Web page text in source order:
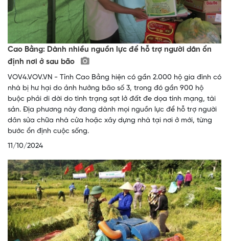
Cao Bằng: Dành nhiều nguồn lực để hỗ trợ người dân ổn
định nơi ở sau bão
VOV4.VOV.VN - Tỉnh Cao Bằng hiện có gần 2.000 hộ gia đình có
nhà bị hư hại do ảnh hưởng bão số 3, trong đó gần 900 hộ
buộc phải di dời do tình trạng sạt lở đất đe dọa tính mạng, tài
sản. Địa phương này đang dành mọi nguồn lực để hỗ trợ người
dân sửa chữa nhà cửa hoặc xây dựng nhà tại nơi ở mới, từng
bước ổn định cuộc sống.
11/10/2024